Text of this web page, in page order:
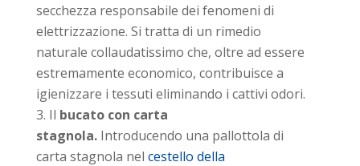
secchezza responsabile dei fenomeni di
elettrizzazione. Si tratta di un rimedio
naturale collaudatissimo che, oltre ad essere
estremamente economico, contribuisce a
igienizzare i tessuti eliminando i cattivi odori.
Il bucato con carta
stagnola.Introducendo una pallottola di
carta stagnola nel cestello della